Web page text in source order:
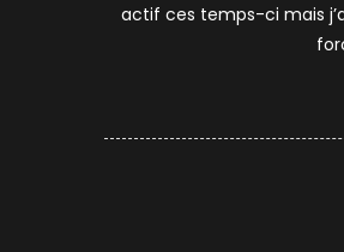
actif ces temps-ci mais